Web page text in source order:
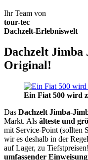
Ihr Team von
tour-tec
Dachzelt-Erlebniswelt
Dachzelt Jimba
Original!
Ein Fiat 500 wird
Das Dachzelt Jimba-
Markt. Als älteste und
mit Service-Point (sollten
wir es deshalb in der
auf Lager, zu
umfassender Einweisung